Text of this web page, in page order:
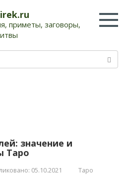
приметы, заговоры,
значение и
Таро
05.10.2021 Таро